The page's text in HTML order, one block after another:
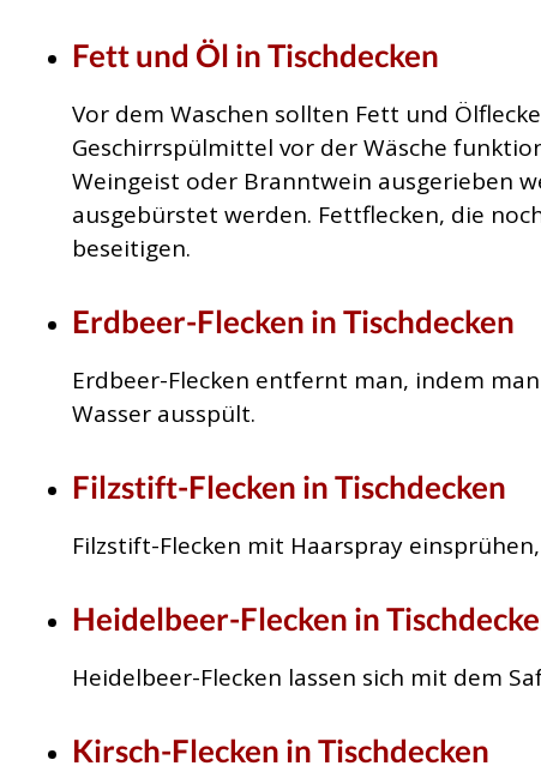
Fett und Öl in Tischdecken
Vor dem Waschen sollten Fett und
Geschirrspülmittel vor der Wäsche
Weingeist oder Branntwein ausgerieben
ausgebürstet werden. Fettflecken, die
beseitigen.
Erdbeer-Flecken in Tischdecken
Erdbeer-Flecken entfernt man, indem
Wasser ausspült.
Filzstift-Flecken in Tischdecken
Filzstift-Flecken mit Haarspray
Heidelbeer-Flecken in
Heidelbeer-Flecken lassen sich mit dem
Kirsch-Flecken in Tischdecken